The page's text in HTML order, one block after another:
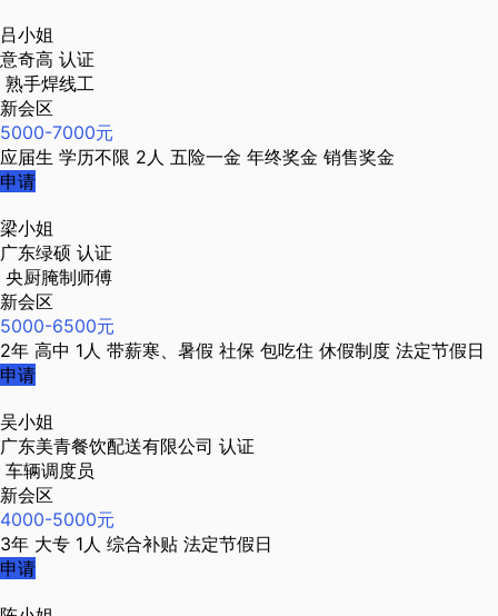
吕小姐
意奇高 认证
熟手焊线工
新会区
5000-7000元
应届生 学历不限 2人 五险一金 年终奖金 销售奖金
申请
梁小姐
广东绿硕 认证
央厨腌制师傅
新会区
5000-6500元
2年 高中 1人 带薪寒、暑假 社保 包吃住 休假制度 法定节假日
申请
吴小姐
广东美青餐饮配送有限公司 认证
车辆调度员
新会区
4000-5000元
3年 大专 1人 综合补贴 法定节假日
申请